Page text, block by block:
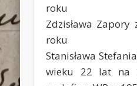
roku
Zdzisława Zapory
roku
Stanisława
wieku 22 lat na